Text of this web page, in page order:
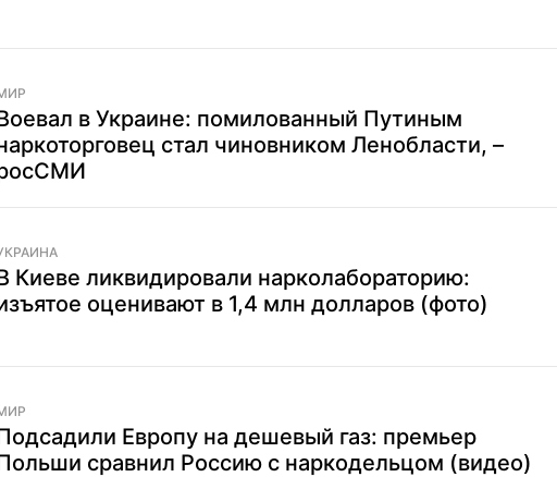
в Украине: помилованный Путиным
стал чиновником Ленобласти, –
Киеве ликвидировали нарколабораторию:
оценивают в 1,4 млн долларов (фото)
Европу на дешевый газ: премьер
сравнил Россию с наркодельцом (видео)